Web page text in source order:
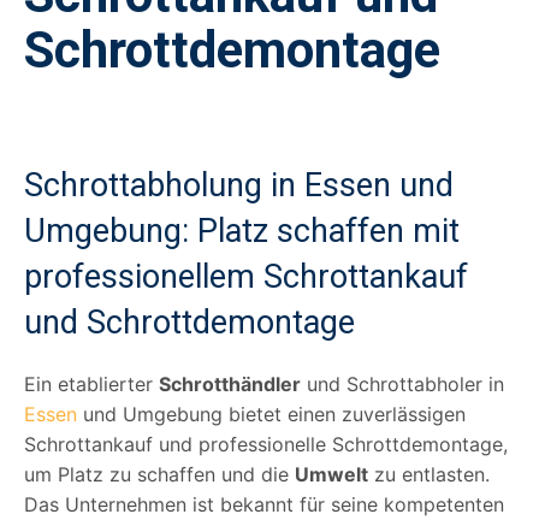
Schrottdemontage
Schrottabholung in Essen und
Umgebung: Platz schaffen mit
professionellem Schrottankauf
und Schrottdemontage
Ein etablierter Schrotthändler und Schrottabholer in
Essen und Umgebung bietet einen zuverlässigen
Schrottankauf und professionelle Schrottdemontage,
um Platz zu schaffen und die Umwelt zu entlasten.
Das Unternehmen ist bekannt für seine kompetenten